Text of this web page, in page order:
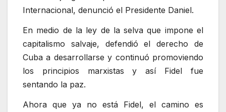
Internacional, denunció el Presidente Daniel.
En medio de la ley de la selva que impone el
capitalismo salvaje, defendió el derecho de
Cuba a desarrollarse y continuó promoviendo
los principios marxistas y así Fidel fue
sentando la paz.
Ahora que ya no está Fidel, el camino es